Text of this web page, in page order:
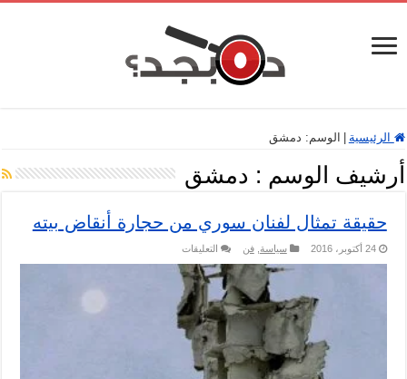
الرئيسية الوسم: دمشق
أرشيف الوسم : دمشق
حقيقة تمثال لفنان سوري من حجارة أنقاض بيته
24 أكتوبر، 2016 سياسة ,فن التعليقات
تمثال
سوري
من
حجارة
أنقاض